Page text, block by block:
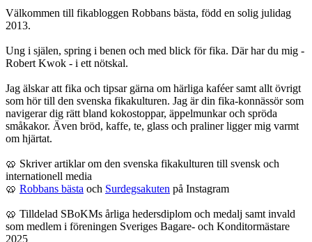
Välkommen till fikabloggen Robbans bästa, född en solig julidag
2013.
Ung i själen, spring i benen och med blick för fika. Där har du mig -
Robert Kwok - i ett nötskal.
Jag älskar att fika och tipsar gärna om härliga kaféer samt allt övrigt
som hör till den svenska fikakulturen. Jag är din fika-konnässör som
navigerar dig rätt bland kokostoppar, äppelmunkar och spröda
småkakor. Även bröd, kaffe, te, glass och praliner ligger mig varmt
om hjärtat.
🥨 Skriver artiklar om den svenska fikakulturen till svensk och
internationell media
🥨 Robbans bästa och Surdegsakuten på Instagram
🥨 Tilldelad SBoKMs årliga hedersdiplom och medalj samt invald
som medlem i föreningen Sveriges Bagare- och Konditormästare
2025